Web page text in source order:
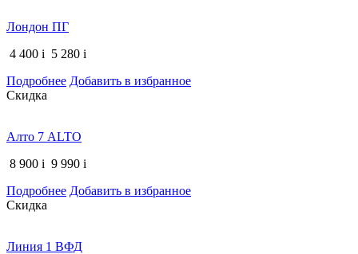
Лондон ПГ
4 400 i 5 280 i
Подробнее Добавить в избранное
Скидка
Алто 7 ALTO
8 900 i 9 990 i
Подробнее Добавить в избранное
Скидка
Линия 1 ВФД